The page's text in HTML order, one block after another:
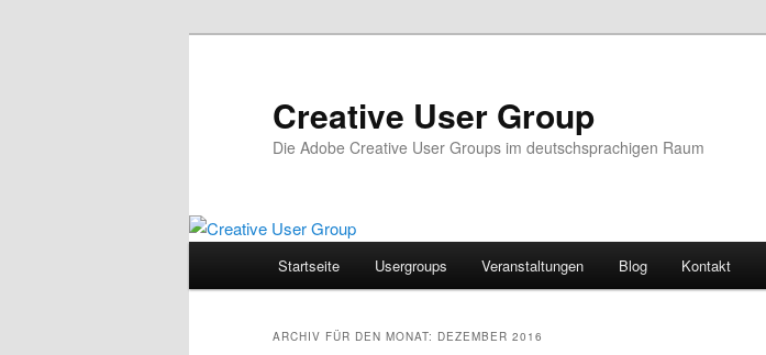
Creative User Group
Die Adobe Creative User Groups im deutschsprachigen Raum
Startseite Usergroups Veranstaltungen Blog Kontakt
ARCHIV FÜR DEN MONAT: DEZEMBER 2016